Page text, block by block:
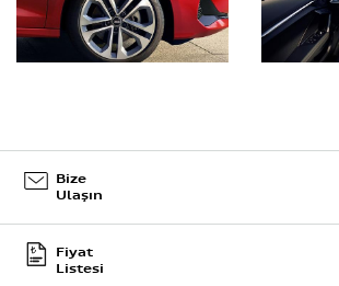
Bize
Ulaşın
Fiyat
Listesi